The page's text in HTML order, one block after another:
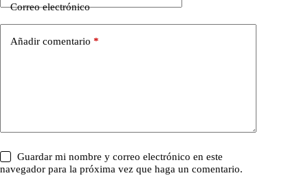
Correo electrónico
Añadir comentario *
Guardar mi nombre y correo electrónico en este
navegador para la próxima vez que haga un comentario.